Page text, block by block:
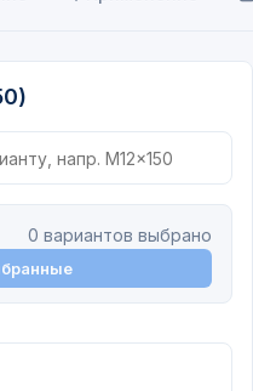
0 вариантов выбрано